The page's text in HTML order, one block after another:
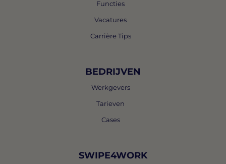
Functies
Vacatures
Carrière Tips
BEDRIJVEN
Werkgevers
Tarieven
Cases
SWIPE4WORK